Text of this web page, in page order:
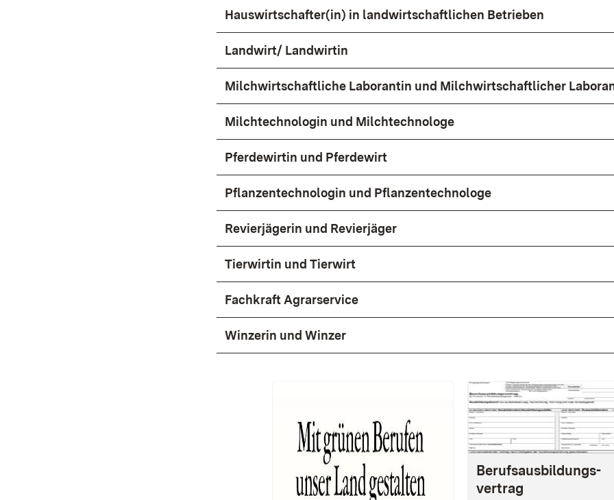
Hauswirtschafter(in) in landwirtschaftlichen Betrieben
Landwirt/ Landwirtin
Milchwirtschaftliche Laborantin und Milchwirtschaftlicher
Milchtechnologin und Milchtechnologe
Pferdewirtin und Pferdewirt
Pflanzentechnologin und Pflanzentechnologe
Revierjägerin und Revierjäger
Tierwirtin und Tierwirt
Fachkraft Agrarservice
Winzerin und Winzer
Berufsausbildungs-
vertrag